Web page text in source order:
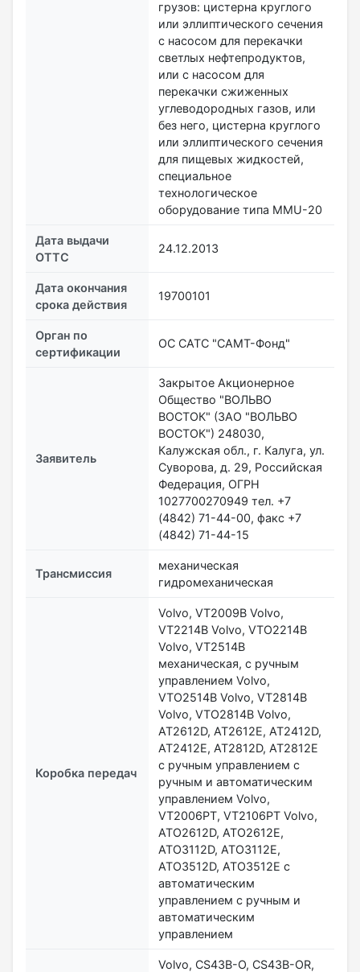
грузов: цистерна круглого
или эллиптического сечения
с насосом для перекачки
светлых нефтепродуктов,
или с насосом для
перекачки сжиженных
углеводородных газов, или
без него, цистерна круглого
или эллиптического сечения
для пищевых жидкостей,
специальное
технологическое
оборудование типа MMU-20
Дата выдачи
ОТТС
24.12.2013
Дата окончания
срока действия
19700101
Орган по
сертификации
ОС САТС "САМТ-Фонд"
Заявитель
Закрытое Акционерное
Общество "ВОЛЬВО
ВОСТОК" (ЗАО "ВОЛЬВО
ВОСТОК") 248030,
Калужская обл., г. Калуга, ул.
Суворова, д. 29, Российская
Федерация, ОГРН
1027700270949 тел. +7
(4842) 71-44-00, факс +7
(4842) 71-44-15
Трансмиссия
механическая
гидромеханическая
Коробка передач
Volvo, VT2009B Volvo,
VT2214B Volvo, VTO2214B
Volvo, VT2514B
механическая, с ручным
управлением Volvo,
VTO2514B Volvo, VT2814B
Volvo, VTO2814B Volvo,
AT2612D, AT2612E, AT2412D,
AT2412E, AT2812D, AT2812E
с ручным управлением с
ручным и автоматическим
управлением Volvo,
VТ2006PT, VТ2106PT Volvo,
ATO2612D, ATO2612E,
ATO3112D, ATO3112E,
ATO3512D, ATO3512E с
автоматическим
управлением с ручным и
автоматическим
управлением
Volvo, CS43B-O, CS43В-OR,